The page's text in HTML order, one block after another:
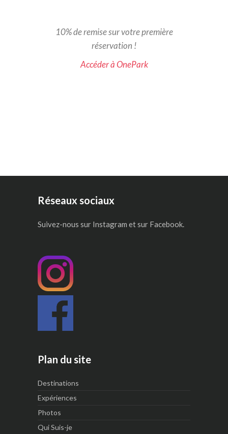
10% de remise sur votre première
réservation !
Accéder à OnePark
Réseaux sociaux
Suivez-nous sur Instagram et sur Facebook.
Plan du site
Destinations
Expériences
Photos
Qui Suis-je